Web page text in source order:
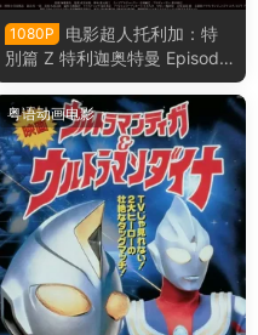
1080P
电影超人托利加：特
別篇 Z 特利迦奥特曼 Episode
Z粤语版
粤语动画电影